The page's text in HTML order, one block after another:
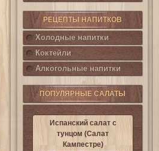
РЕЦЕПТЫ НАПИТКОВ
Холодные напитки
Коктейли
Алкогольные напитки
ПОПУЛЯРНЫЕ САЛАТЫ
Испанский салат с
тунцом (Салат
Кампестре)